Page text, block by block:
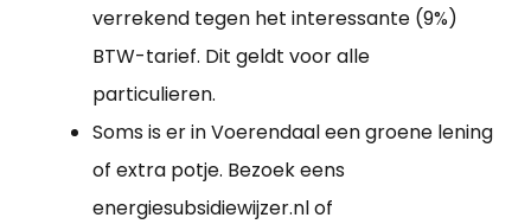
verrekend tegen het interessante (9%)
BTW-tarief. Dit geldt voor alle
particulieren.
Soms is er in Voerendaal een groene lening
of extra potje. Bezoek eens
energiesubsidiewijzer.nl of